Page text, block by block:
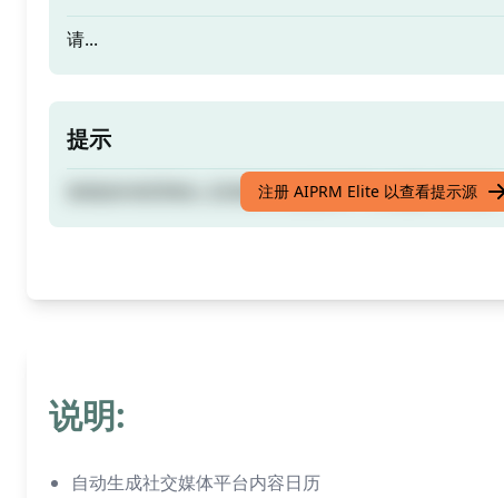
请...
提示
协助的内容营销人员准备为社交媒体平台创建内容日历
注册 AIPRM Elite 以查看提示源
说明:
自动生成社交媒体平台内容日历